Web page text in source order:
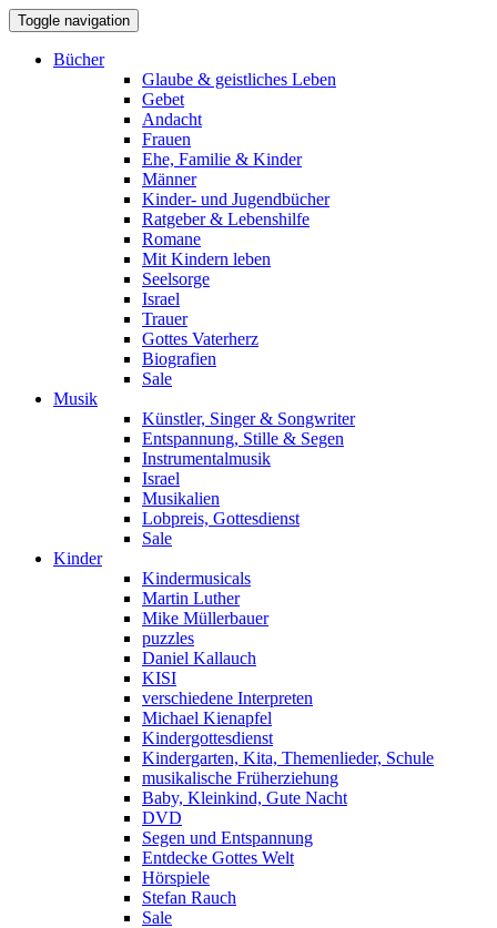
Toggle navigation
Bücher
Glaube & geistliches Leben
Gebet
Andacht
Frauen
Ehe, Familie & Kinder
Männer
Kinder- und Jugendbücher
Ratgeber & Lebenshilfe
Romane
Mit Kindern leben
Seelsorge
Israel
Trauer
Gottes Vaterherz
Biografien
Sale
Musik
Künstler, Singer & Songwriter
Entspannung, Stille & Segen
Instrumentalmusik
Israel
Musikalien
Lobpreis, Gottesdienst
Sale
Kinder
Kindermusicals
Martin Luther
Mike Müllerbauer
puzzles
Daniel Kallauch
KISI
verschiedene Interpreten
Michael Kienapfel
Kindergottesdienst
Kindergarten, Kita, Themenlieder, Schule
musikalische Früherziehung
Baby, Kleinkind, Gute Nacht
DVD
Segen und Entspannung
Entdecke Gottes Welt
Hörspiele
Stefan Rauch
Sale